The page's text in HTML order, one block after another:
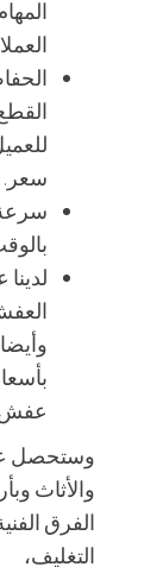
سعر.
سرعة
عفش
وستحصل
والأثاث
الفرق
التغليف،